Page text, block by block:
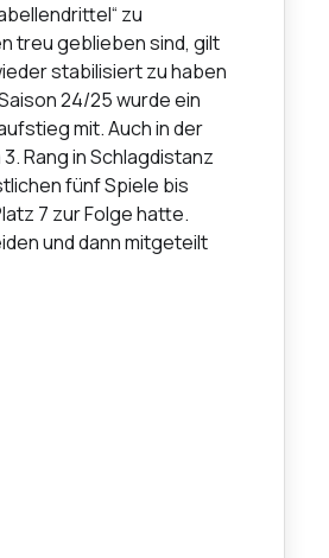
zu
treu geblieben sind, gilt
stabilisiert zu haben
24/25 wurde ein
mit. Auch in der
Rang in Schlagdistanz
fünf Spiele bis
7 zur Folge hatte.
und dann mitgeteilt